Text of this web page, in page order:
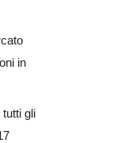
in
gli